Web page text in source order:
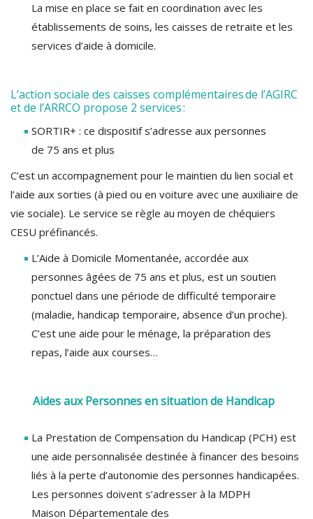
La mise en place se fait en coordination avec les
établissements de soins, les caisses de retraite et les
services d’aide à domicile.
L’action sociale des caisses complémentaires de l’AGIRC
et de l’ARRCO propose 2 services :
SORTIR+ : ce dispositif s’adresse aux personnes
de 75 ans et plus
C’est un accompagnement pour le maintien du lien social et
l’aide aux sorties (à pied ou en voiture avec une auxiliaire de
vie sociale). Le service se règle au moyen de chéquiers
CESU préfinancés.
L’Aide à Domicile Momentanée, accordée aux
personnes âgées de 75 ans et plus, est un soutien
ponctuel dans une période de difficulté temporaire
(maladie, handicap temporaire, absence d’un proche).
C’est une aide pour le ménage, la préparation des
repas, l’aide aux courses…
Aides aux Personnes en situation de Handicap
La Prestation de Compensation du Handicap (PCH) est
une aide personnalisée destinée à financer des besoins
liés à la perte d’autonomie des personnes handicapées.
Les personnes doivent s’adresser à la MDPH
Maison Départementale des